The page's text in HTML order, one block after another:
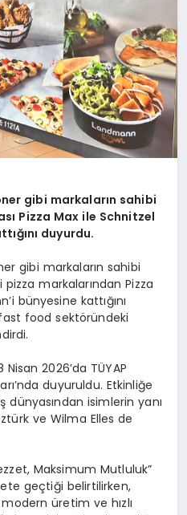
ner gibi markaların sahibi
Pizza Max ile Schnitzel
duyurdu.
gibi markaların sahibi
pizza markalarından Pizza
bünyesine kattığını
fast food sektöründeki
Nisan 2026’da TÜYAP
duyuruldu. Etkinliğe
isimlerin yanı
ve Wilma Elles de
Maksimum Mutluluk”
geçtiği belirtilirken,
üretim ve hızlı